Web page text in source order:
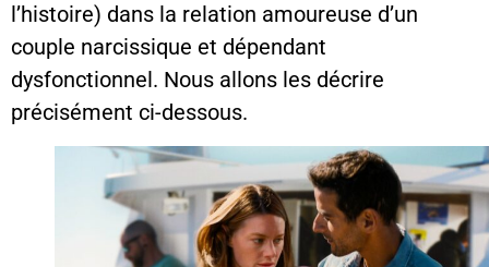
l’histoire) dans la relation amoureuse d’un
couple narcissique et dépendant
dysfonctionnel. Nous allons les décrire
précisément ci-dessous.